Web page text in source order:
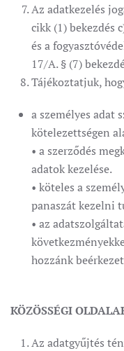
Az adatkezelés
cikk (1) bekezdés
és a
17/A. § (7)
Tájékoztatjuk,
a személyes adat
kötelezettségen
• a szerződés
adatok kezelése.
• köteles a
panaszát kezelni
• az
hozzánk
KÖZÖSSÉGI
Az adatgyűjtés